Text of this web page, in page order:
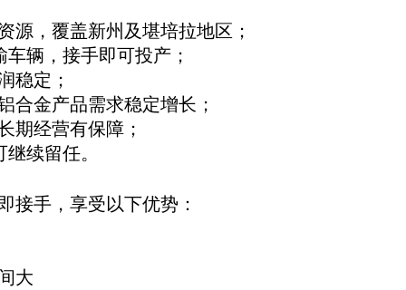
源，覆盖新州及堪培拉地区；
辆，接手即可投产；
稳定；
合金产品需求稳定增长；
期经营有保障；
续留任。
接手，享受以下优势：
大